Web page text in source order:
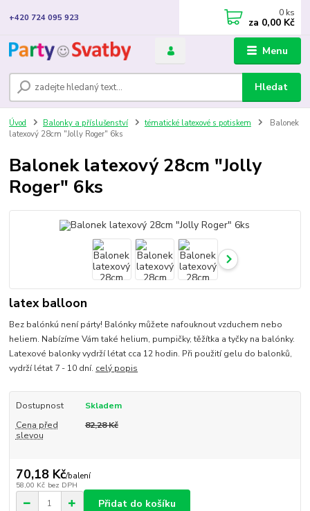
Menu
Hledat
+420 724 095 923 0 ks
za 0,00 Kč
Úvod Balonky a příslušenství tématické latexové s potiskem
Balonek
latexový 28cm "Jolly Roger" 6ks
Balonek latexový 28cm "Jolly
Roger" 6ks
latex balloon
Bez balónkú není párty! Balónky můžete nafouknout vzduchem nebo
heliem. Nabízíme Vám také helium, pumpičky, těžítka a tyčky na balónky.
Latexové balonky vydrží létat cca 12 hodin. Při použití gelu do balonků,
vydrží létat 7 - 10 dní. celý popis
Dostupnost
Skladem
Cena před
slevou
82,28 Kč
70,18 Kč/balení
58,00 Kč bez DPH
Přidat do košíku